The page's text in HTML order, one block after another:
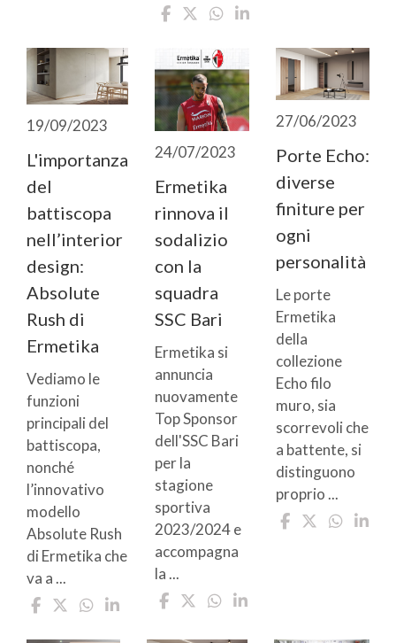
19/09/2023
L'importanza
del
battiscopa
nell’interior
design:
Absolute
Rush di
Ermetika
Vediamo le
funzioni
principali del
battiscopa,
nonché
l’innovativo
modello
Absolute Rush
di Ermetika che
va a ...
24/07/2023
Ermetika
rinnova il
sodalizio
con la
squadra
SSC Bari
Ermetika si
annuncia
nuovamente
Top Sponsor
dell'SSC Bari
per la
stagione
sportiva
2023/2024 e
accompagna
la ...
27/06/2023
Porte Echo:
diverse
finiture per
ogni
personalità
Le porte
Ermetika
della
collezione
Echo filo
muro, sia
scorrevoli che
a battente, si
distinguono
proprio ...